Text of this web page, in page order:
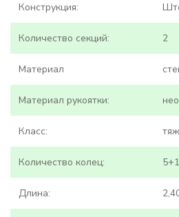
Конструкция:
Количество секций: 2
Материал
Материал рукоятки:
Класс:
Количество колец: 5+1
Длина: